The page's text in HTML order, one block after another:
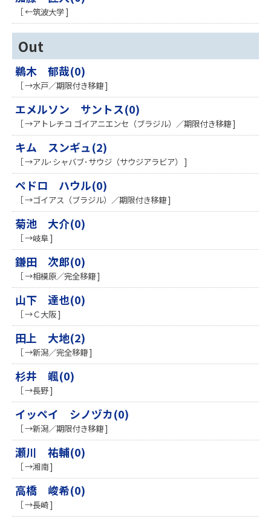
［ ←筑波大学 ]
Out
鵜木 郁哉(0)
［ →水戸／期限付き移籍 ]
エメルソン サントス(0)
［ →アトレチコ ゴイアニエンセ（ブラジル）／期限付き移籍 ]
キム スンギュ(2)
［ →アル･シャバブ･サウジ（サウジアラビア） ]
ペドロ ハウル(0)
［ →ゴイアス（ブラジル）／期限付き移籍 ]
菊池 大介(0)
［ →岐阜 ]
鎌田 次郎(0)
［ →相模原／完全移籍 ]
山下 達也(0)
［ →Ｃ大阪 ]
田上 大地(2)
［ →新潟／完全移籍 ]
杉井 颯(0)
［ →長野 ]
イッペイ シノヅカ(0)
［ →新潟／期限付き移籍 ]
瀬川 祐輔(0)
［ →湘南 ]
高橋 峻希(0)
［ →長崎 ]